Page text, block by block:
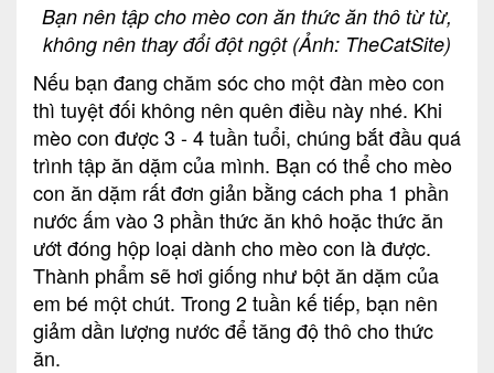
Bạn nên tập cho mèo con ăn thức ăn thô từ từ,
không nên thay đổi đột ngột (Ảnh: TheCatSite)
Nếu bạn đang chăm sóc cho một đàn mèo con
thì tuyệt đối không nên quên điều này nhé. Khi
mèo con được 3 - 4 tuần tuổi, chúng bắt đầu quá
trình tập ăn dặm của mình. Bạn có thể cho mèo
con ăn dặm rất đơn giản bằng cách pha 1 phần
nước ấm vào 3 phần thức ăn khô hoặc thức ăn
ướt đóng hộp loại dành cho mèo con là được.
Thành phẩm sẽ hơi giống như bột ăn dặm của
em bé một chút. Trong 2 tuần kế tiếp, bạn nên
giảm dần lượng nước để tăng độ thô cho thức
ăn.